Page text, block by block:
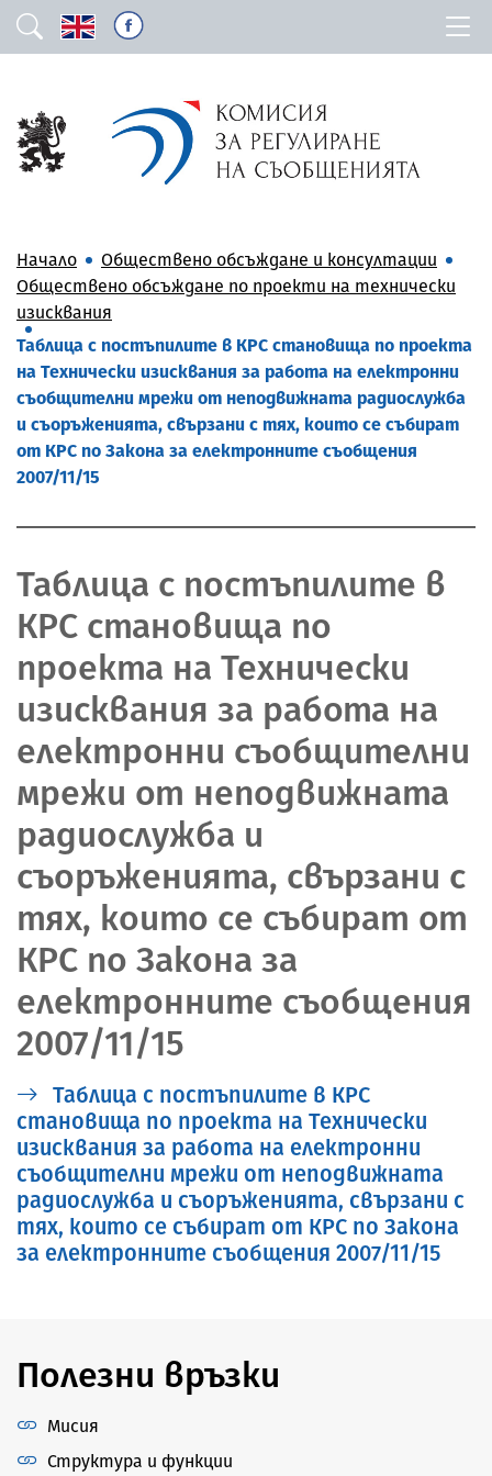
Начало
Обществено обсъждане и консултации
Обществено обсъждане по проекти на технически
изисквания
Таблица с постъпилите в КРС становища по проекта
на Технически изисквания за работа на електронни
съобщителни мрежи от неподвижната радиослужба
и съоръженията, свързани с тях, които се събират
от КРС по Закона за електронните съобщения
2007/11/15
Таблица с постъпилите в
КРС становища по
проекта на Технически
изисквания за работа на
електронни съобщителни
мрежи от неподвижната
радиослужба и
съоръженията, свързани с
тях, които се събират от
КРС по Закона за
електронните съобщения
2007/11/15
Таблица с постъпилите в КРС
становища по проекта на Технически
изисквания за работа на електронни
съобщителни мрежи от неподвижната
радиослужба и съоръженията, свързани с
тях, които се събират от КРС по Закона
за електронните съобщения 2007/11/15
Полезни връзки
Мисия
Структура и функции